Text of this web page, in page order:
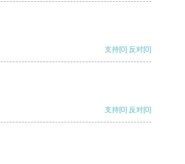
支持[0] 反对[0]
支持[0] 反对[0]